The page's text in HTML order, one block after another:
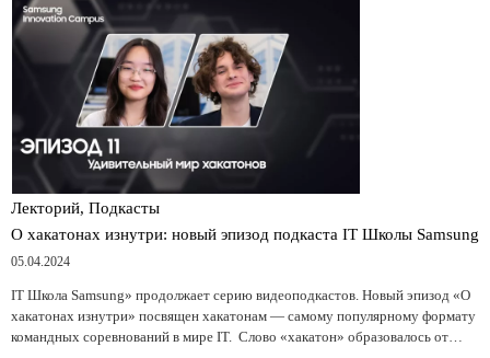
Лекторий, Подкасты
О хакатонах изнутри: новый эпизод подкаста IT Школы Samsung
05.04.2024
IT Школа Samsung» продолжает серию видеоподкастов. Новый эпизод «О
хакатонах изнутри» посвящен хакатонам — самому популярному формату
командных соревнований в мире IT. Слово «хакатон» образовалось от…